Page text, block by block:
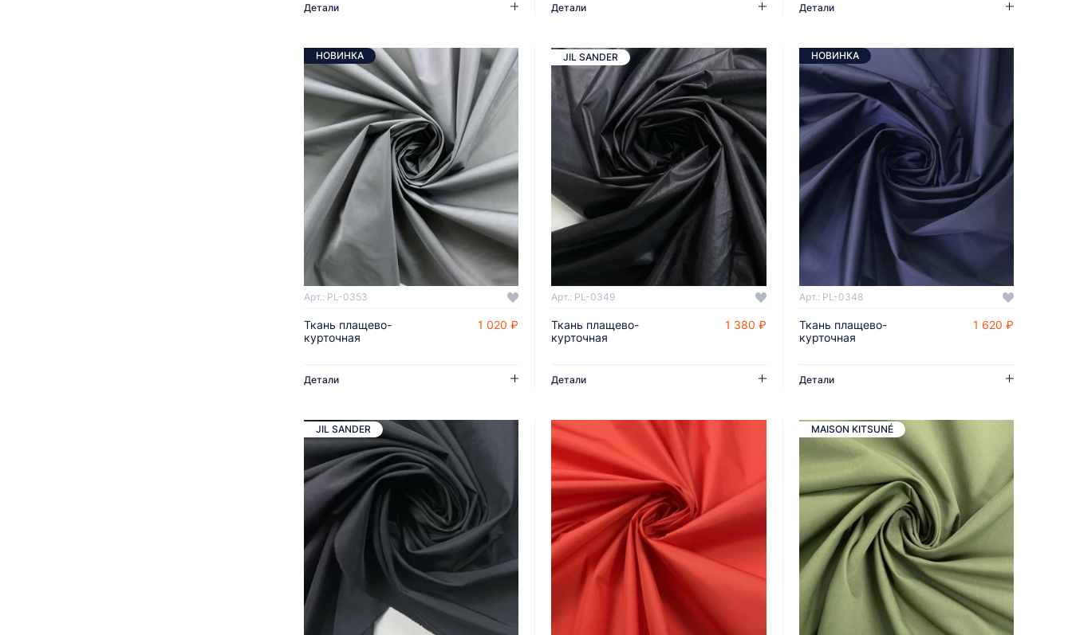
Детали Детали Детали
ДОБАВИТЬ В КОРЗИНУ
НОВИНКА
Арт.: PL-0353
Ткань плащево-
курточная
1 020 ₽
Детали
ДОБАВИТЬ В КОРЗИНУ
JIL SANDER
Арт.: PL-0349
Ткань плащево-
курточная
1 380 ₽
Детали
ДОБАВИТЬ В КОРЗИНУ
НОВИНКА
Арт.: PL-0348
Ткань плащево-
курточная
1 620 ₽
Детали
JIL SANDER MAISON KITSUNÉ